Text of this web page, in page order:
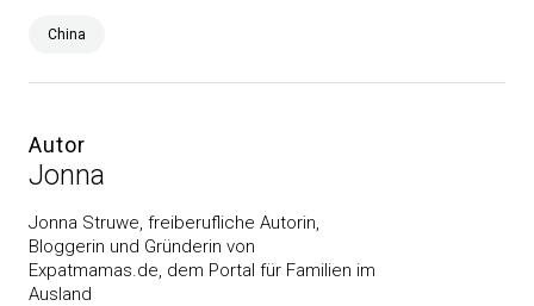
China
Autor
Jonna
Jonna Struwe, freiberufliche Autorin,
Bloggerin und Gründerin von
Expatmamas.de, dem Portal für Familien im
Ausland